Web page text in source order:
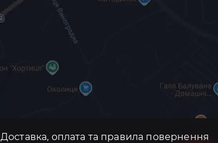
Доставка, оплата та правила повернення